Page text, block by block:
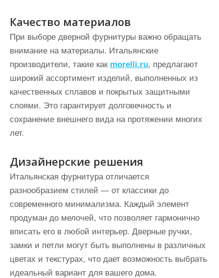
Качество материалов
При выборе дверной фурнитуры важно обращать
внимание на материалы. Итальянские
производители, такие как morelli.ru, предлагают
широкий ассортимент изделий, выполненных из
качественных сплавов и покрытых защитными
слоями. Это гарантирует долговечность и
сохранение внешнего вида на протяжении многих
лет.
Дизайнерские решения
Итальянская фурнитура отличается
разнообразием стилей — от классики до
современного минимализма. Каждый элемент
продуман до мелочей, что позволяет гармонично
вписать его в любой интерьер. Дверные ручки,
замки и петли могут быть выполнены в различных
цветах и текстурах, что дает возможность выбрать
идеальный вариант для вашего дома.